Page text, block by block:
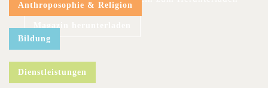
Anthroposophie & Religion
Bildung
Dienstleistungen